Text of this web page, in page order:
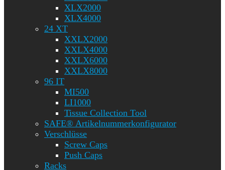
XLX2000
XLX4000
24 XT
XXLX2000
XXLX4000
XXLX6000
XXLX8000
96 IT
MI500
LI1000
Tissue Collection Tool
SAFE® Artikelnummerkonfigurator
Verschlüsse
Screw Caps
Push Caps
Racks